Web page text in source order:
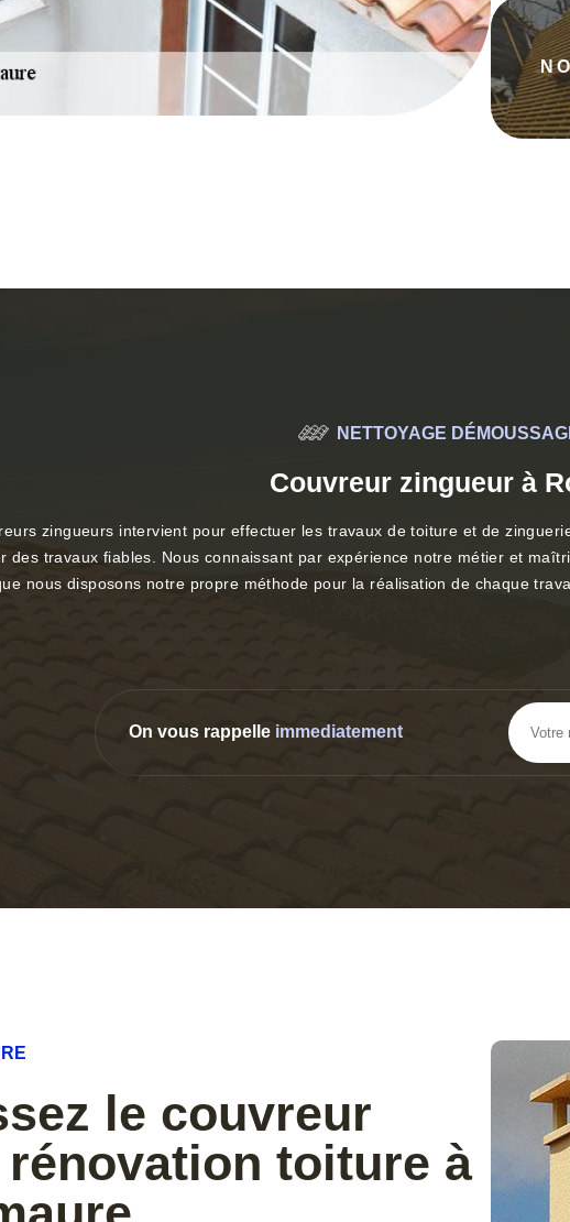
NETTOYAGE
Couvreur zingueur à
zingueurs intervient pour effectuer les travaux de toiture et de
des travaux fiables. Nous connaissant par expérience notre métier et
nous disposons notre propre méthode pour la réalisation de chaque
On vous rappelle immediatement
le couvreur
toiture à